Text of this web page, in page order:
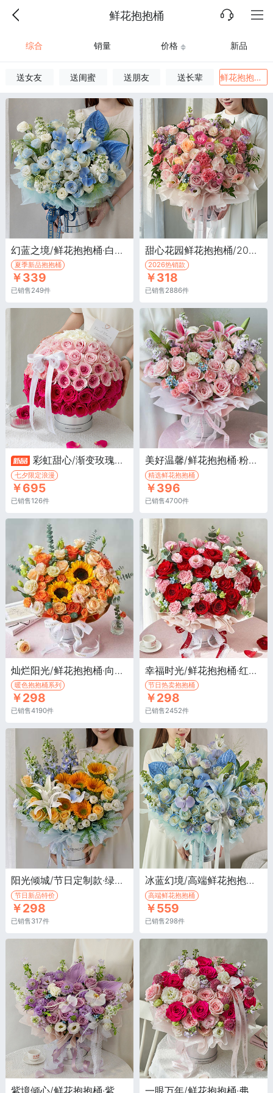
鲜花抱抱桶
综合 销量 价格 新品
送女友 送闺蜜 送朋友 送长辈 鲜花抱抱桶
幻蓝之境/鲜花抱抱桶·白色骄傲玫瑰11枝，白色六初花3枝，白色紫罗兰6枝
夏季新品抱抱桶
￥339
已销售249件
甜心花园鲜花抱抱桶/2026新款·粉玫瑰12枝，香槟玫瑰4枝，粉康乃馨8枝
2026热销款
￥318
已销售2886件
彩虹甜心/渐变玫瑰抱抱桶·弗洛伊德玫瑰43枝，洛神玫瑰40枝，粉玫瑰27枝
七夕限定浪漫
￥695
已销售126件
美好温馨/鲜花抱抱桶·粉色百合2枝，粉玫瑰15枝，粉色康乃馨8枝，紫色紫罗兰6枝
精选鲜花抱抱桶
￥396
已销售4700件
灿烂阳光/鲜花抱抱桶·向日葵2枝、橙色玫瑰国王日5枝、香槟玫瑰7枝
暖色抱抱桶系列
￥298
已销售4190件
幸福时光/鲜花抱抱桶·红玫瑰11枝，粉色及红色康乃馨多枝
节日热卖抱抱桶
￥298
已销售2452件
阳光倾城/节日定制款·绿心向日葵6枝，蓝色大飞燕3枝，白色香水百合2枝
节日新品特价
￥298
已销售317件
冰蓝幻境/高端鲜花抱抱桶·白色香水百合1枝喷淡蓝色，掌2枝喷蓝色，蓝色绣球1枝
高端鲜花抱抱桶
￥559
已销售298件
一眼万年/鲜花抱抱桶·弗洛伊德玫瑰10枝，荔枝玫瑰16枝